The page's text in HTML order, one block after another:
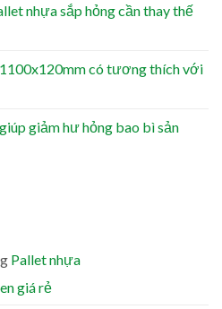
nhựa sắp hỏng cần thay thế
có tương thích với
giảm hư hỏng bao bì sản
Pallet nhựa
giá rẻ